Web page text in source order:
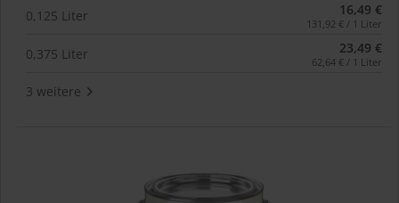
0,125 Liter 16,49 €
131,92 € / 1 Liter
0,375 Liter 23,49 €
62,64 € / 1 Liter
3 weitere